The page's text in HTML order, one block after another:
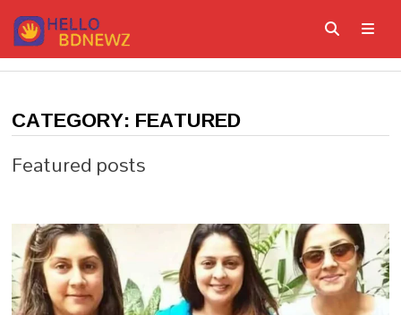
Skip
to
content
CATEGORY:FEATURED
Featured posts